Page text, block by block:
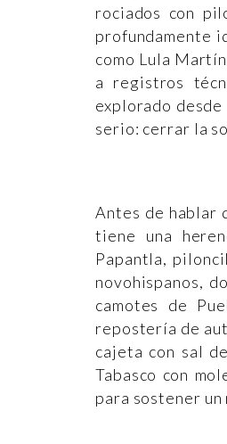
rociados con
profundamente
como Lula
a registros
explorado
serio: cerrar la
Antes de hablar
tiene una
Papantla,
novohispanos,
camotes de
repostería de
cajeta con sal
Tabasco con
para sostener un